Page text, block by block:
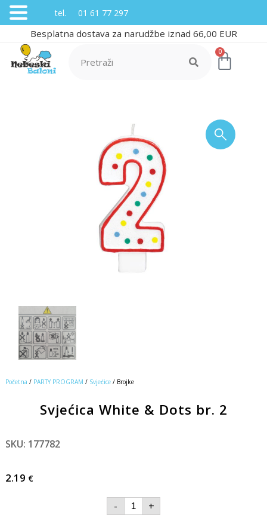
Besplatna dostava za narudžbe iznad 66,00 EUR
0
Početna / PARTY PROGRAM / Svjećice/ Brojke
Svjećica White & Dots br. 2
SKU: 177782
2.19 €
- +
tel. 01 61 77 297